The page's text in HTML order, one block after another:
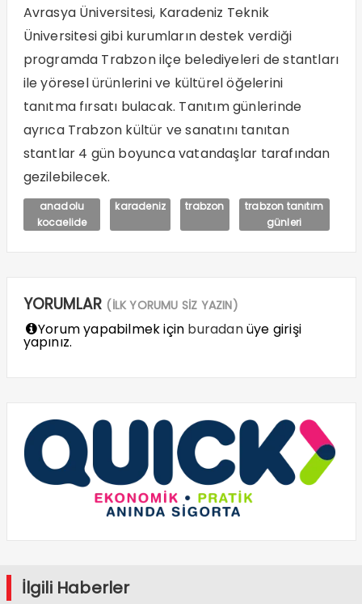
Avrasya Üniversitesi, Karadeniz Teknik
Üniversitesi gibi kurumların destek verdiği
programda Trabzon ilçe belediyeleri de stantları
ile yöresel ürünlerini ve kültürel öğelerini
tanıtma fırsatı bulacak. Tanıtım günlerinde
ayrıca Trabzon kültür ve sanatını tanıtan
stantlar 4 gün boyunca vatandaşlar tarafından
gezilebilecek.
anadolu
kocaelide
karadeniz trabzon
trabzon tanıtım
günleri
YORUMLAR (İLK YORUMU SİZ YAZIN)
Yorum yapabilmek için buradanüye girişi
yapınız.
İlgili Haberler